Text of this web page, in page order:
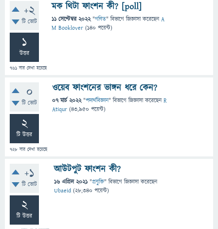
+2
টি ভোট
1
উত্তর
761 বার দেখা হয়েছে
মক থিটা ফাংশন কী? [poll]
11 সেপ্টেম্বর 2022 "গণিত" বিভাগে জিজ্ঞাসাকরেছেনA
M Booklover (140 পয়েন্ট)
0
টি ভোট
2
টি উত্তর
728 বার দেখা হয়েছে
ওয়েব ফাংশনের ভাঙ্গন ধরে কেন?
07 মার্চ 2022 "পদার্থবিজ্ঞান" বিভাগে জিজ্ঞাসাকরেছেনR
Atiqur (43,950 পয়েন্ট)
+1
টি ভোট
2
টি উত্তর
আউটপুট ফাংশন কী?
16 এপ্রিল 2021 "প্রযুক্তি" বিভাগে জিজ্ঞাসাকরেছেন
Ubaeid (28,340 পয়েন্ট)